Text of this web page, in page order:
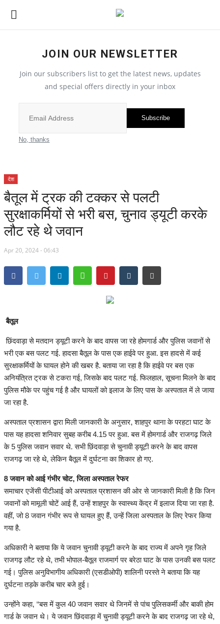
बिलासपुर संभाग
दुर्ग संभाग
बस्तर संभाग
मध्यप्रदेश
अन्य देश
खेल
लाइफ स्टाइल
व्यापार
धर्म एवं ज्योतिष
JOIN OUR NEWSLETTER
Join our subscribers list to get the latest news, updates
and special offers directly in your inbox
Subscribe
No, thanks
देश
बैतूल में ट्रक की टक्कर से पलटी
सुरक्षाकर्मियों से भरी बस, चुनाव ड्यूटी करके
लौट रहे थे जवान
Apr 20, 2024 - 06:43
बैतूल
छिंदवाड़ा से मतदान ड्यूटी करने के बाद वापस जा रहे होमगार्ड और पुलिस जवानों से
भरी एक बस पलट गई. हादसा बैतूल के पास एक हाईवे पर हुआ. इस हादसे में कई
सुरक्षाकर्मियों के घायल होने की खबर है. बताया जा रहा है कि हाईवे पर बस एक
अनियंत्रित ट्रक से टकरा गई, जिसके बाद पलट गई. फिलहाल, सूचना मिलने के बाद
पुलिस मौके पर पहुंच गई है और घायलों को इलाज के लिए पास के अस्पताल में ले जाया
जा रहा है.
अस्पताल प्रशासन द्वारा मिली जानकारी के अनुसार, शाहपुर थाना के परहटा घाट के
पास यह हादसा शनिवार सुबह करीब 4.15 पर हुआ. बस में होमगार्ड और राजगढ़ जिले
के 5 पुलिस जवान सवार थे. सभी छिंदवाड़ा से चुनावी ड्यूटी करने के बाद वापस
राजगढ़ जा रहे थे, लेकिन बैतूल में दुर्घटना का शिकार हो गए.
8 जवान को आई गंभीर चोट, जिला अस्पताल रेफर
समाचार एजेंसी पीटीआई को अस्पताल प्रशासन की ओर से जानकारी मिली है कि जिन
जवानों को मामूली चोटें आई हैं, उन्हें शाहपुर के स्वास्थ्य केंद्र में इलाज दिया जा रहा है.
वहीं, जो 8 जवान गंभीर रूप से घायल हुए हैं, उन्हें जिला अस्पताल के लिए रेफर किया
गया है.
अधिकारी ने बताया कि ये जवान चुनावी ड्यूटी करने के बाद राज्य में अपने गृह जिले
राजगढ़ लौट रहे थे, तभी भोपाल-बैतूल राजमार्ग पर बरेठा घाट के पास उनकी बस पलट
गई। पुलिस अनुविभागीय अधिकारी (एसडीओपी) शालिनी परस्ते ने बताया कि यह
दुर्घटना तड़के करीब चार बजे हुई।
उन्होंने कहा, ‘‘बस में कुल 40 जवान सवार थे जिनमें से पांच पुलिसकर्मी और बाकी होम
गार्ड के जवान थे। ये जवान छिंदवाड़ा में चुनावी ड्यूटी करने के बाद राजगढ़ जा रहे थे,